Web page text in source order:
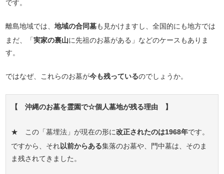
です。
離島地域では、地域の合同墓も見かけますし、全国的にも地方では
まだ、「実家の裏山に先祖のお墓がある」などのケースもありま
す。
ではなぜ、これらのお墓が今も残っているのでしょうか。
【 沖縄のお墓を霊園で☆個人墓地が残る理由 】
★ この「墓埋法」が現在の形に改正されたのは1968年です。
ですから、それ以前からある集落のお墓や、門中墓は、そのま
ま残されてきました。